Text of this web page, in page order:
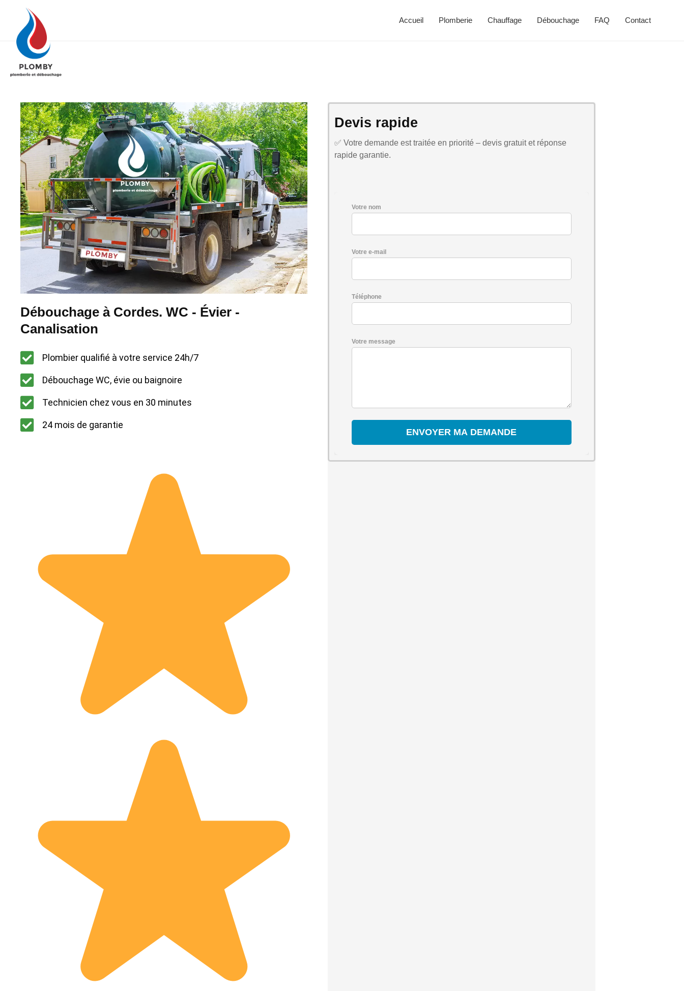
Accueil Plomberie Chauffage Débouchage FAQ Contact
Débouchage à Cordes. WC - Évier -
Canalisation
Plombier qualifié à votre service 24h/7
Débouchage WC, évie ou baignoire
Technicien chez vous en 30 minutes
24 mois de garantie
Devis rapide
✅ Votre demande est traitée en priorité – devis gratuit et réponse
rapide garantie.
Votre nom
Votre e-mail
Téléphone
Votre message